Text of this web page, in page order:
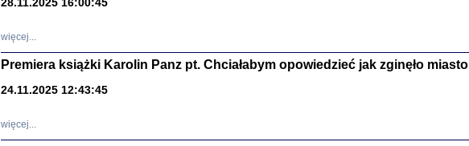
więcej...
Premiera książki Karolin Panz pt. Chciałabym opowiedzieć jak zginęło miasto
24.11.2025 12:43:45
więcej...